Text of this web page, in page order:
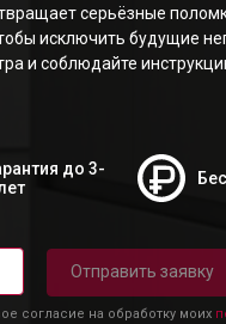
серьёзные
исключить будущие
и соблюдайте
до 3-
Отправить заявку
согласие на обработку моих